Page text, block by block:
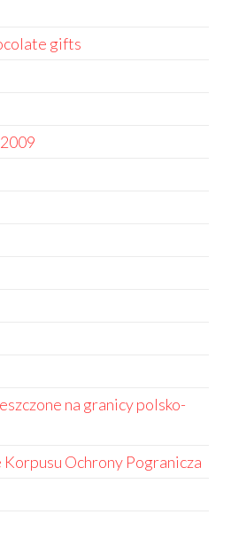
gifts
na granicy polsko-
Ochrony Pogranicza